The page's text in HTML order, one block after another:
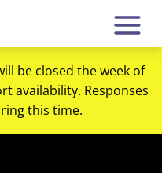
be closed the week of
availability. Responses
this time.